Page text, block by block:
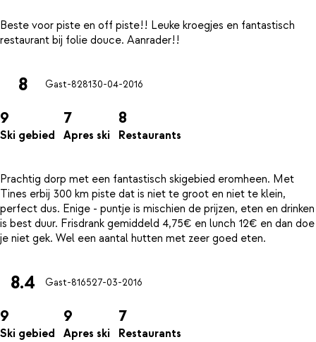
Beste voor piste en off piste!! Leuke kroegjes en fantastisch
8 Gast-828130-04-2016
9
Ski gebied
7
Apres ski
8
Restaurants
Prachtig dorp met een fantastisch skigebied eromheen. Met
Tines erbij 300 km piste dat is niet te groot en niet te klein,
perfect dus. Enige - puntje is mischien de prijzen, eten en drinken
is best duur. Frisdrank gemiddeld 4,75€ en lunch 12€ en dan doe
8.4 Gast-816527-03-2016
9
Ski gebied
9
Apres ski
7
Restaurants